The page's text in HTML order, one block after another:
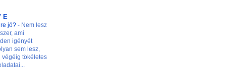
E
jó? - Nem lesz
ami
igényét
sem lesz,
végéig tökéletes